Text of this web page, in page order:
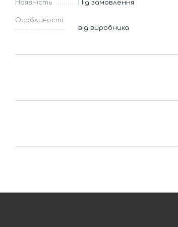
Наявність Під замовлення
Особливості
від виробника